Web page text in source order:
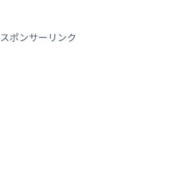
スポンサーリンク